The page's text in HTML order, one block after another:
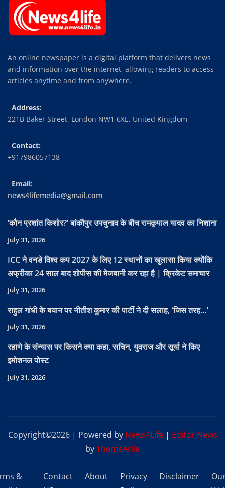
An online newspaper is a digital platform that delivers news
and information over the internet, allowing readers to access
articles anytime and from anywhere.
Address:
221B Baker Street, London NW1 6XE, United Kingdom
Contact:
+917986057138
Email:
news4lifemedia@gmail.com
‘कौन प्रशांत किशोर?’ बांकीपुर उपचुनाव के बीच रामकृपाल यादव का निशाना
July 31, 2026
ICC ने वनडे विश्व कप 2027 के लिए 12 स्थानों का खुलासा किया क्योंकि
अफ्रीका 24 साल बाद शोपीस की मेजबानी कर रहा है | क्रिकेट समाचार
July 31, 2026
राहुल गांधी के बयान पर नीतीश कुमार की पार्टी ने दी सलाह, ‘जिस तरह…’
July 31, 2026
रहाणे के संन्यास पर किसने क्या कहा, सचिन, युवराज और सूर्या ने किए
इमोशनल पोस्ट
July 31, 2026
Copyright©2026 | Powered by News4Life | Editor News
byThemeArile
&
Contact
About
Privacy
Disclaimer